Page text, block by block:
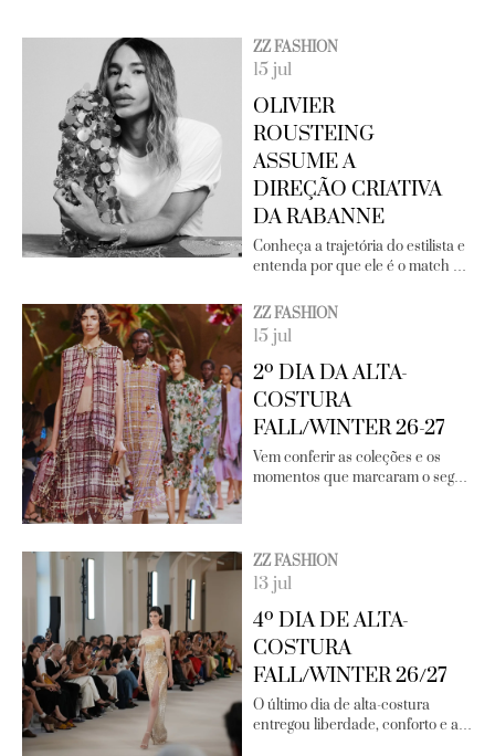
ZZ FASHION
15 jul
OLIVIER
ROUSTEING
ASSUME A
DIREÇÃO CRIATIVA
DA RABANNE
Conheça a trajetória do estilista e
entenda por que ele é o match …
ZZ FASHION
15 jul
2º DIA DA ALTA-
COSTURA
FALL/WINTER 26-27
Vem conferir as coleções e os
momentos que marcaram o seg…
ZZ FASHION
13 jul
4º DIA DE ALTA-
COSTURA
FALL/WINTER 26/27
O último dia de alta-costura
entregou liberdade, conforto e a…